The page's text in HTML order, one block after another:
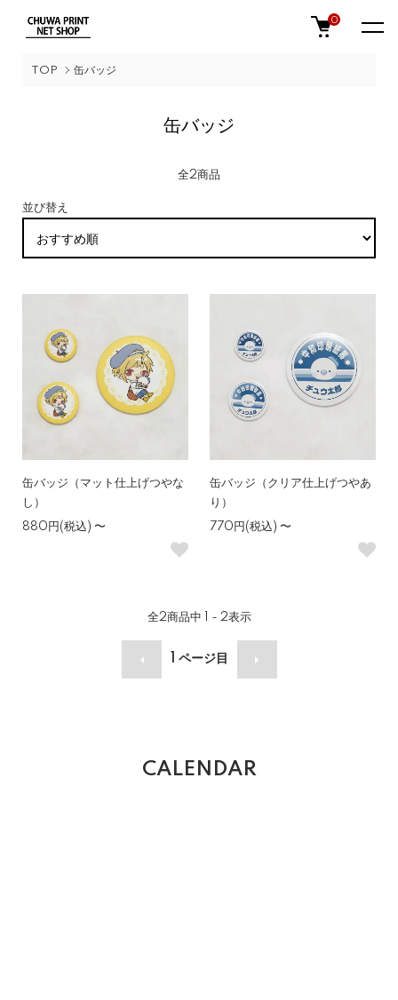
0
TOP 缶バッジ
缶バッジ
全2商品
並び替え
缶バッジ（マット仕上げつやな
し）
880円(税込) 〜
缶バッジ（クリア仕上げつやあ
り）
770円(税込) 〜
全2商品中 1 - 2表示
ページ目
CALENDAR